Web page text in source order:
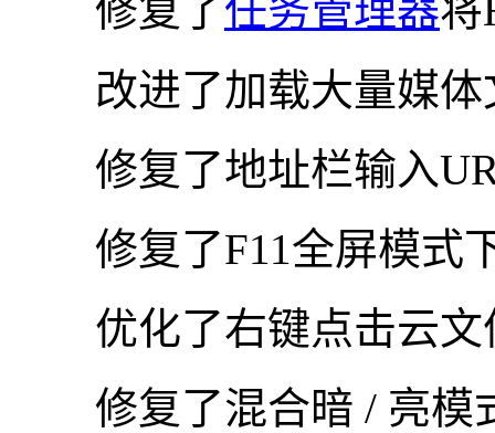
修复了 任务管理器将
改进了加载大量媒体
修复了地址栏输入
修复了F11全屏模式
优化了右键点击云文
修复了混合暗 / 亮模